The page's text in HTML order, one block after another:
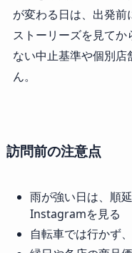
が変わる日は、出発
ストーリーズを見て
ない中止基準や個別
ん。
訪問前の注意点
雨が強い日は、順
Instagramを見る
自転車では行かず